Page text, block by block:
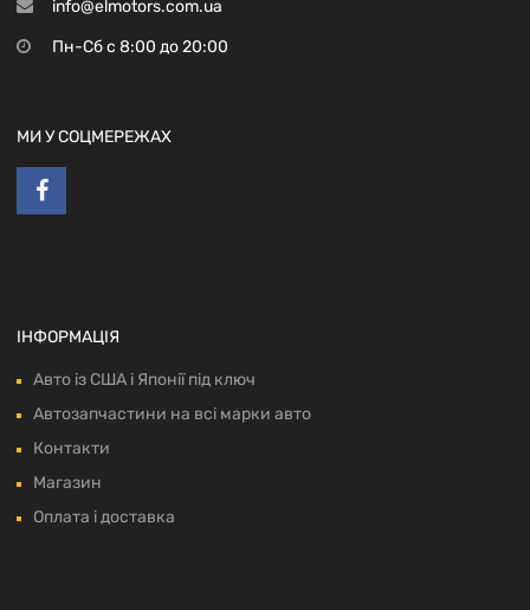
info@elmotors.com.ua
Пн-Сб с 8:00 до 20:00
МИ У СОЦМЕРЕЖАХ
ІНФОРМАЦІЯ
Авто із США і Японії під ключ
Автозапчастини на всі марки авто
Контакти
Магазин
Оплата і доставка